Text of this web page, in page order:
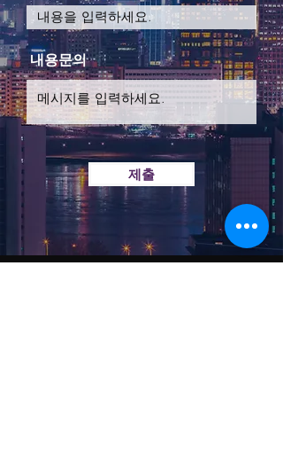
내용문의
제출